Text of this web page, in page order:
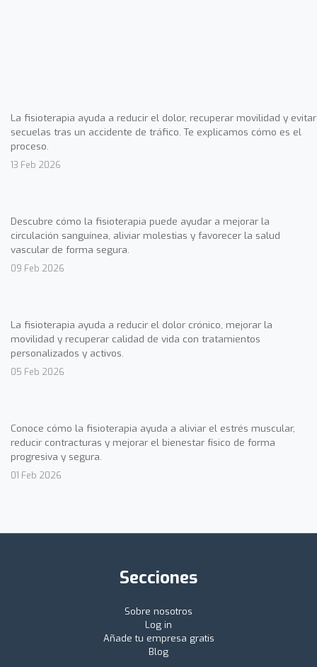
La fisioterapia ayuda a reducir el dolor, recuperar movilidad y evitar
secuelas tras un accidente de tráfico. Te explicamos cómo es el
proceso.
13 Feb 2026
Descubre cómo la fisioterapia puede ayudar a mejorar la
circulación sanguínea, aliviar molestias y favorecer la salud
vascular de forma segura.
09 Feb 2026
La fisioterapia ayuda a reducir el dolor crónico, mejorar la
movilidad y recuperar calidad de vida con tratamientos
personalizados y activos.
05 Feb 2026
Conoce cómo la fisioterapia ayuda a aliviar el estrés muscular,
reducir contracturas y mejorar el bienestar físico de forma
progresiva y segura.
01 Feb 2026
Secciones
Sobre nosotros
Log in
Añade tu empresa gratis
Blog